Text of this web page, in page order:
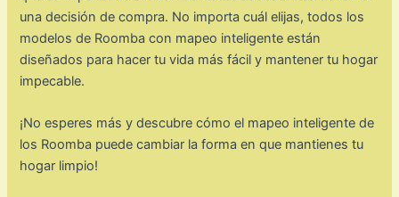
una decisión de compra. No importa cuál elijas, todos los
modelos de Roomba con mapeo inteligente están
diseñados para hacer tu vida más fácil y mantener tu hogar
impecable.
¡No esperes más y descubre cómo el mapeo inteligente de
los Roomba puede cambiar la forma en que mantienes tu
hogar limpio!